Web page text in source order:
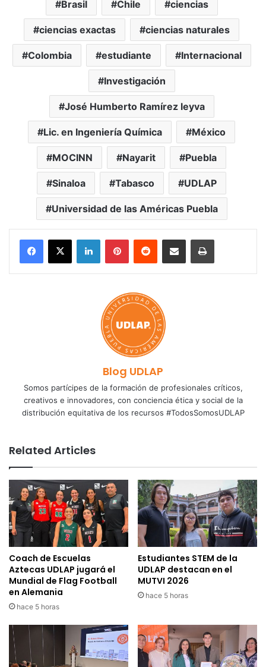
Brasil Chile ciencias
ciencias exactas ciencias naturales
Colombia estudiante Internacional
Investigación
José Humberto Ramírez leyva
Lic. en Ingeniería Química México
MOCINN Nayarit Puebla
Sinaloa Tabasco UDLAP
Universidad de las Américas Puebla
LinkedInPinterestReddit Share via Email Print
Blog UDLAP
Somos partícipes de la formación de profesionales críticos,
creativos e innovadores, con conciencia ética y social de la
distribución equitativa de los recursos #TodosSomosUDLAP
Related Articles
Coach de Escuelas
Aztecas UDLAP jugará el
Mundial de Flag Football
en Alemania
hace 5 horas
Estudiantes STEM de la
UDLAP destacan en el
MUTVI 2026
hace 5 horas